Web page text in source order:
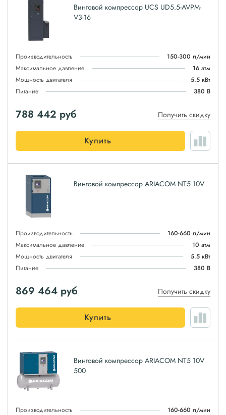
Винтовой компрессор UCS UD5.5-AVPM-
V3-16
Производительность
150-300 л/мин
Максимальное давление
16 атм
Мощность двигателя
5.5 кВт
Питание
380 В
788 442 руб Получить скидку
Купить
Винтовой компрессор ARIACOM NT5 10V
Производительность
160-660 л/мин
Максимальное давление
10 атм
Мощность двигателя
5.5 кВт
Питание
380 В
869 464 руб Получить скидку
Купить
Винтовой компрессор ARIACOM NT5 10V
500
Производительность
160-660 л/мин